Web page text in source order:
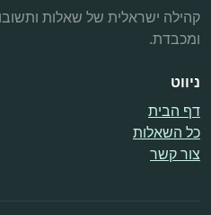
קהילה ישראלית של שאלות
ומכבדת.
ניווט
דף הבית
כל השאלות
צור קשר